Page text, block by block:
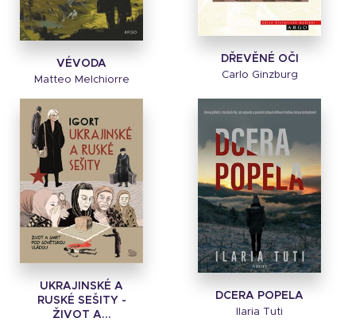
VÉVODA
Matteo Melchiorre
DŘEVĚNÉ OČI
Carlo Ginzburg
UKRAJINSKÉ A
RUSKÉ SEŠITY -
ŽIVOT A...
DCERA POPELA
Ilaria Tuti